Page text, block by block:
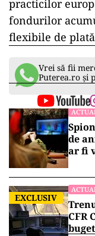
practicilor
fondurilor
flexibile de
Vrei să fii
Puterea.ro și
de
ar fi
EXCLUSIV
CFR